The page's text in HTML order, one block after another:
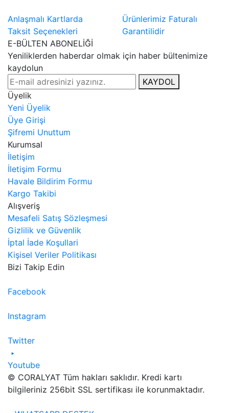
Anlaşmalı Kartlarda
Taksit Seçenekleri
Ürünlerimiz Faturalı
Garantilidir
E-BÜLTEN ABONELİĞİ
Yeniliklerden haberdar olmak için haber bültenimize
kaydolun
KAYDOL
Üyelik
Yeni Üyelik
Üye Girişi
Şifremi Unuttum
Kurumsal
İletişim
İletişim Formu
Havale Bildirim Formu
Kargo Takibi
Alışveriş
Mesafeli Satış Sözleşmesi
Gizlilik ve Güvenlik
İptal İade Koşullari
Kişisel Veriler Politikası
Bizi Takip Edin
Facebook
Instagram
Twitter
Youtube
© CORALYAT Tüm hakları saklıdır. Kredi kartı
bilgileriniz 256bit SSL sertifikası ile korunmaktadır.